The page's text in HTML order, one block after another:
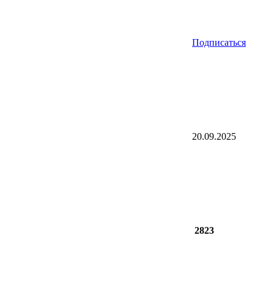
Подписаться
20.09.2025
2823